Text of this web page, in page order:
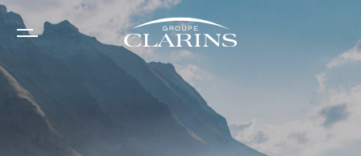
Cookies management panel